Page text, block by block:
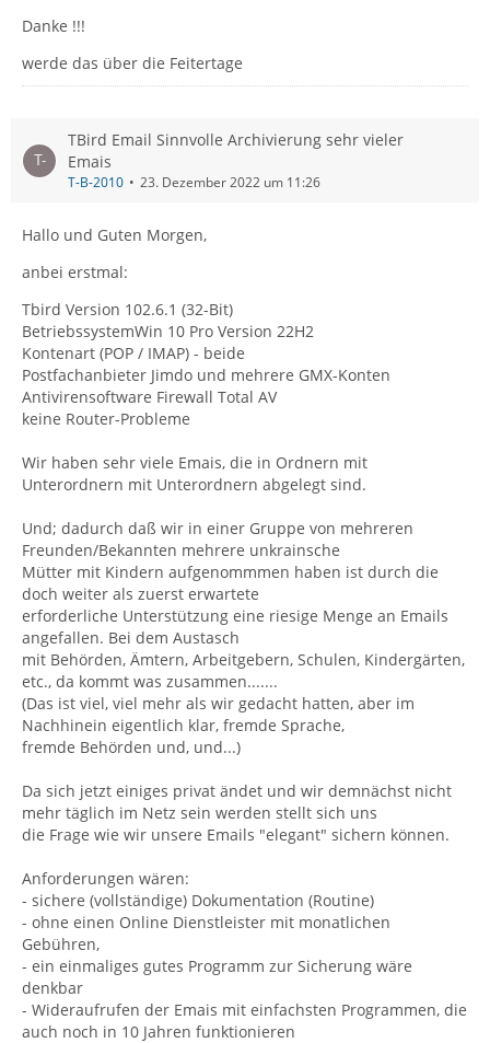
Danke !!!
werde das über die Feitertage
TBird Email Sinnvolle Archivierung sehr vieler
Emais
T-B-2010 23. Dezember 2022 um 11:26
Hallo und Guten Morgen,
anbei erstmal:
Tbird Version 102.6.1 (32-Bit)
BetriebssystemWin 10 Pro Version 22H2
Kontenart (POP / IMAP) - beide
Postfachanbieter Jimdo und mehrere GMX-Konten
Antivirensoftware Firewall Total AV
keine Router-Probleme
Wir haben sehr viele Emais, die in Ordnern mit
Unterordnern mit Unterordnern abgelegt sind.
Und; dadurch daß wir in einer Gruppe von mehreren
Freunden/Bekannten mehrere unkrainsche
Mütter mit Kindern aufgenommmen haben ist durch die
doch weiter als zuerst erwartete
erforderliche Unterstützung eine riesige Menge an Emails
angefallen. Bei dem Austasch
mit Behörden, Ämtern, Arbeitgebern, Schulen, Kindergärten,
etc., da kommt was zusammen.......
(Das ist viel, viel mehr als wir gedacht hatten, aber im
Nachhinein eigentlich klar, fremde Sprache,
fremde Behörden und, und...)
Da sich jetzt einiges privat ändet und wir demnächst nicht
mehr täglich im Netz sein werden stellt sich uns
die Frage wie wir unsere Emails "elegant" sichern können.
Anforderungen wären:
- sichere (vollständige) Dokumentation (Routine)
- ohne einen Online Dienstleister mit monatlichen
Gebühren,
- ein einmaliges gutes Programm zur Sicherung wäre
denkbar
- Wideraufrufen der Emais mit einfachsten Programmen, die
auch noch in 10 Jahren funktionieren